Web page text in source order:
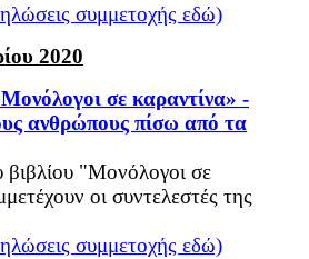
συμμετοχής εδώ)
2020
σε καραντίνα» -
ανθρώπους πίσω από τα
βιβλίου "Μονόλογοι σε
οι συντελεστές της
συμμετοχής εδώ)